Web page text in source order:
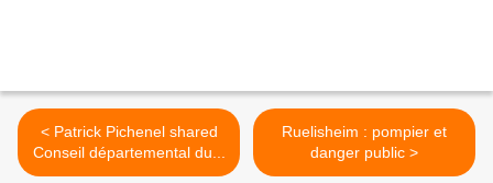
< Patrick Pichenel shared
Conseil départemental du...
Ruelisheim : pompier et
danger public >